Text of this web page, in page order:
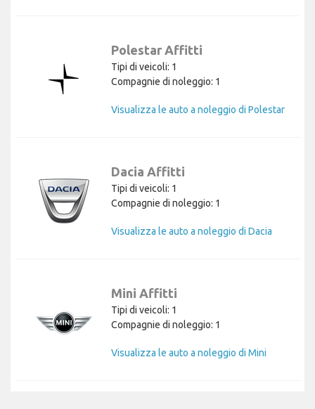
Polestar Affitti
Tipi di veicoli: 1
Compagnie di noleggio: 1
Visualizza le auto a noleggio di Polestar
Dacia Affitti
Tipi di veicoli: 1
Compagnie di noleggio: 1
Visualizza le auto a noleggio di Dacia
Mini Affitti
Tipi di veicoli: 1
Compagnie di noleggio: 1
Visualizza le auto a noleggio di Mini